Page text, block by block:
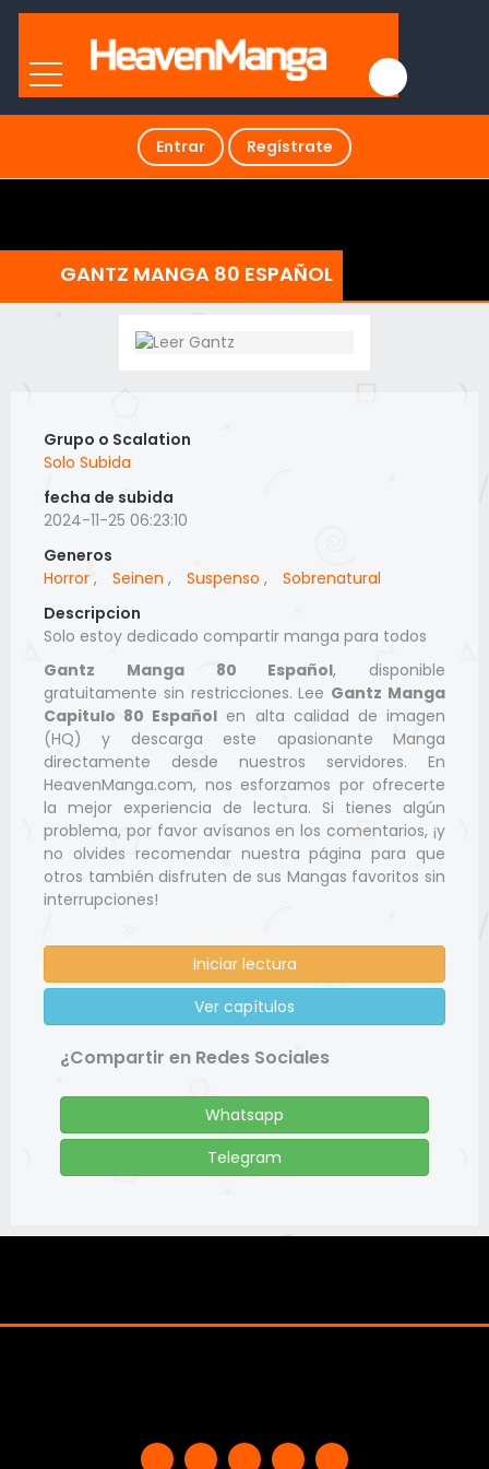
Entrar Regístrate
GANTZ MANGA 80 ESPAÑOL
Grupo o Scalation
Solo Subida
fecha de subida
2024-11-25 06:23:10
Generos
Horror , Seinen , Suspenso ,
Sobrenatural
Descripcion
Solo estoy dedicado compartir manga para todos
Gantz Manga 80 Español, disponible
gratuitamente sin restricciones. Lee Gantz Manga
Capitulo 80 Español en alta calidad de imagen
(HQ) y descarga este apasionante Manga
directamente desde nuestros servidores. En
HeavenManga.com, nos esforzamos por ofrecerte
la mejor experiencia de lectura. Si tienes algún
problema, por favor avísanos en los comentarios, ¡y
no olvides recomendar nuestra página para que
otros también disfruten de sus Mangas favoritos sin
interrupciones!
Iniciar lectura
Ver capítulos
¿Compartir en Redes Sociales
Whatsapp
Telegram